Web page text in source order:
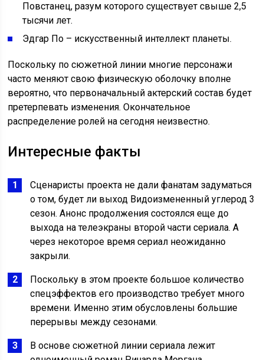
Повстанец, разум которого существует свыше 2,5
тысячи лет.
Эдгар По – искусственный интеллект планеты.
Поскольку по сюжетной линии многие персонажи
часто меняют свою физическую оболочку вполне
вероятно, что первоначальный актерский состав будет
претерпевать изменения. Окончательное
распределение ролей на сегодня неизвестно.
Интересные факты
Сценаристы проекта не дали фанатам задуматься
о том, будет ли выход Видоизмененный углерод 3
сезон. Анонс продолжения состоялся еще до
выхода на телеэкраны второй части сериала. А
через некоторое время сериал неожиданно
закрыли.
Поскольку в этом проекте большое количество
спецэффектов его производство требует много
времени. Именно этим обусловлены большие
перерывы между сезонами.
В основе сюжетной линии сериала лежит